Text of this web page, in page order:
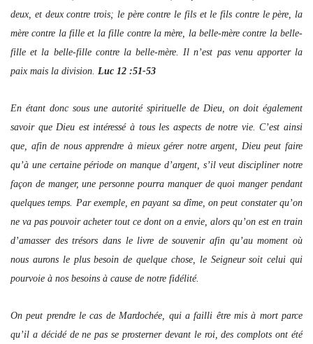
deux, et deux contre trois; le père contre le fils et le fils contre le père, la
mère contre la fille et la fille contre la mère, la belle-mère contre la belle-
fille et la belle-fille contre la belle-mère. Il n’est pas venu apporter la
paix mais la division. Luc 12 :51-53
En étant donc sous une autorité spirituelle de Dieu, on doit également
savoir que Dieu est intéressé à tous les aspects de notre vie. C’est ainsi
que, afin de nous apprendre à mieux gérer notre argent, Dieu peut faire
qu’à une certaine période on manque d’argent, s’il veut discipliner notre
façon de manger, une personne pourra manquer de quoi manger pendant
quelques temps. Par exemple, en payant sa dîme, on peut constater qu’on
ne va pas pouvoir acheter tout ce dont on a envie, alors qu’on est en train
d’amasser des trésors dans le livre de souvenir afin qu’au moment où
nous aurons le plus besoin de quelque chose, le Seigneur soit celui qui
pourvoie à nos besoins à cause de notre fidélité.
On peut prendre le cas de Mardochée, qui a failli être mis à mort parce
qu’il a décidé de ne pas se prosterner devant le roi, des complots ont été